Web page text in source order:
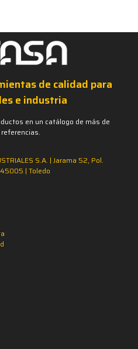
de calidad para
e industria
en un catálogo de más de
S.A. | Jarama 52, Pol.
| Toledo